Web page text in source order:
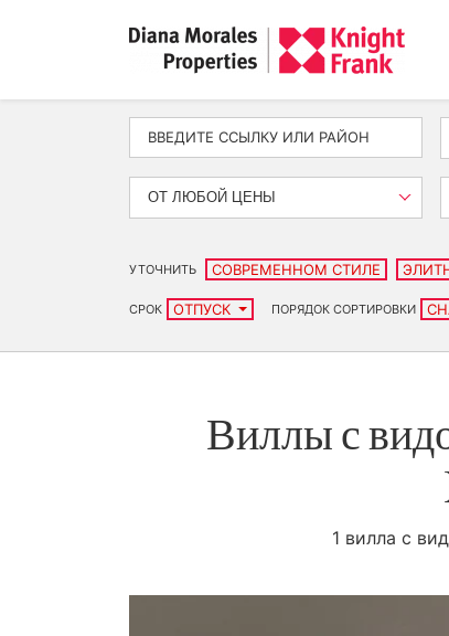
ОТ ЛЮБОЙ ЦЕНЫ
УТОЧНИТЬ СОВРЕМЕННОМ СТИЛЕ
СРОК ОТПУСК ПОРЯДОК СОРТИРОВКИ
Виллы с
1 вилла с